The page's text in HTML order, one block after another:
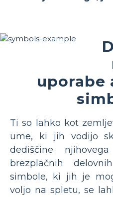
uporabe
Ti so lahko kot
ume, ki jih vodijo
dediščine
brezplačnih
simbole, ki jih je
voljo na spletu, se